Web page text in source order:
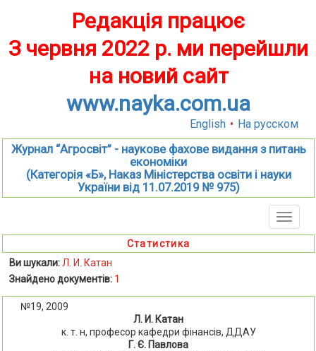
Редакція працює
З червня 2022 р. ми перейшли
на новий сайт
www.nayka.com.ua
English • На русском
Журнал “Агросвіт” - наукове фахове видання з питань
економіки
(Категорія «Б», Наказ Міністерства освіти і науки
України від 11.07.2019 № 975)
Toggle
Статистика
Ви шукали: Л. И. Катан
Знайдено документів: 1
№19, 2009
Л. И. Катан
к. т. н, професор кафедри фінансів, ДДАУ
Г. Є. Павлова